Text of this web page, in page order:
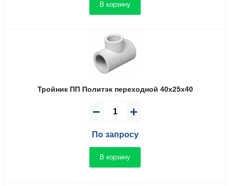
В корзину
Тройник ПП Политэк переходной 40x25x40
По запросу
В корзину